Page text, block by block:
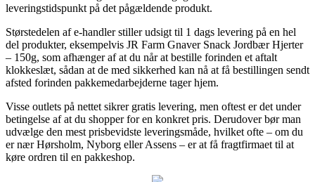
leveringstidspunkt på det pågældende produkt.
Størstedelen af e-handler stiller udsigt til 1 dags levering på en hel
del produkter, eksempelvis JR Farm Gnaver Snack Jordbær Hjerter
– 150g, som afhænger af at du når at bestille forinden et aftalt
klokkeslæt, sådan at de med sikkerhed kan nå at få bestillingen sendt
afsted forinden pakkemedarbejderne tager hjem.
Visse outlets på nettet sikrer gratis levering, men oftest er det under
betingelse af at du shopper for en konkret pris. Derudover bør man
udvælge den mest prisbevidste leveringsmåde, hvilket ofte – om du
er nær Hørsholm, Nyborg eller Assens – er at få fragtfirmaet til at
køre ordren til en pakkeshop.